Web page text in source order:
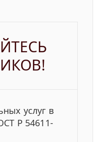
услуг в
Р 54611-